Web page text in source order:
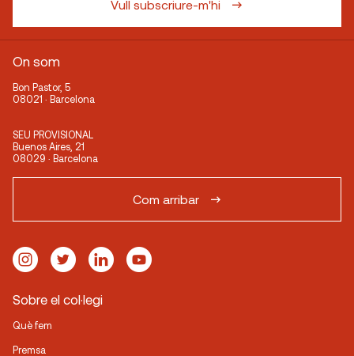
Vull subscriure-m'hi
On som
Bon Pastor, 5
08021 · Barcelona
SEU PROVISIONAL
Buenos Aires, 21
08029 · Barcelona
Com arribar
Sobre el col·legi
Què fem
Premsa